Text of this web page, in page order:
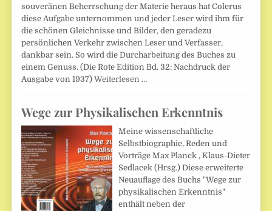
souveränen Beherrschung der Materie heraus hat Colerus
diese Aufgabe unternommen und jeder Leser wird ihm für
die schönen Gleichnisse und Bilder, den geradezu
persönlichen Verkehr zwischen Leser und Verfasser,
dankbar sein. So wird die Durcharbeitung des Buches zu
einem Genuss. (Die Rote Edition Bd. 32: Nachdruck der
Ausgabe von 1937)Weiterlesen …
Wege zur Physikalischen Erkenntnis
Meine wissenschaftliche
Selbstbiographie, Reden und
Vorträge Max Planck , Klaus-Dieter
Sedlacek (Hrsg.) Diese erweiterte
Neuauflage des Buchs "Wege zur
physikalischen Erkenntnis"
enthält neben der